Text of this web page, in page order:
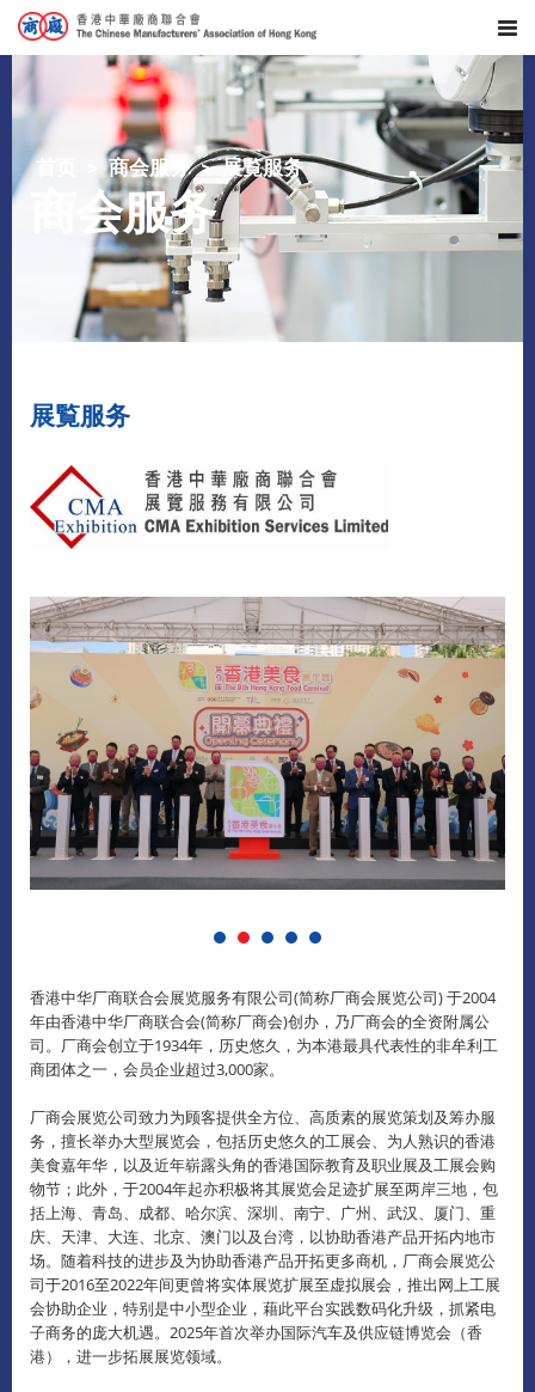
首页 商会服务 展覧服务
商会服务
展覧服务
香港中华厂商联合会展览服务有限公司(简称厂商会展览公司) 于2004
年由香港中华厂商联合会(简称厂商会)创办，乃厂商会的全资附属公
司。厂商会创立于1934年，历史悠久，为本港最具代表性的非牟利工
商团体之一，会员企业超过3,000家。
厂商会展览公司致力为顾客提供全方位、高质素的展览策划及筹办服
务，擅长举办大型展览会，包括历史悠久的工展会、为人熟识的香港
美食嘉年华，以及近年崭露头角的香港国际教育及职业展及工展会购
物节；此外，于2004年起亦积极将其展览会足迹扩展至两岸三地，包
括上海、青岛、成都、哈尔滨、深圳、南宁、广州、武汉、厦门、重
庆、天津、大连、北京、澳门以及台湾，以协助香港产品开拓内地市
场。随着科技的进步及为协助香港产品开拓更多商机，厂商会展览公
司于2016至2022年间更曾将实体展览扩展至虚拟展会，推出网上工展
会协助企业，特别是中小型企业，藉此平台实践数码化升级，抓紧电
子商务的庞大机遇。2025年首次举办国际汽车及供应链博览会（香
港），进一步拓展展览领域。